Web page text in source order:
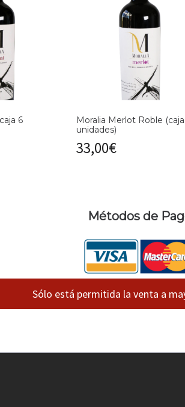
6
Moralia Merlot Roble
unidades)
33,00€
Métodos de
Sólo está permitida la venta a